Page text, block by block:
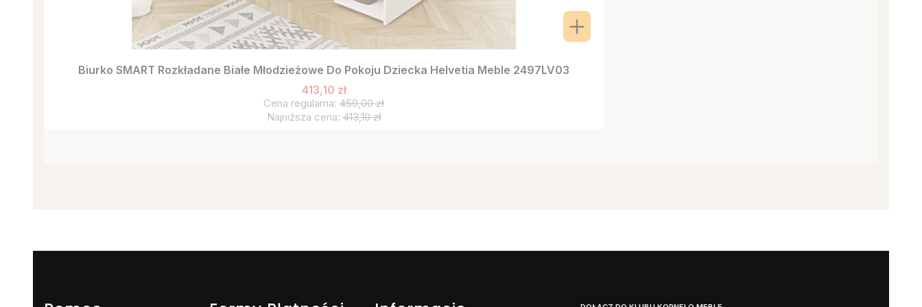
Biurko SMART Rozkładane Białe Młodzieżowe Do Pokoju Dziecka Helvetia Meble 2497LV03
413,10 zł
Cena regularna: 459,00 zł
Najniższa cena: 413,10 zł